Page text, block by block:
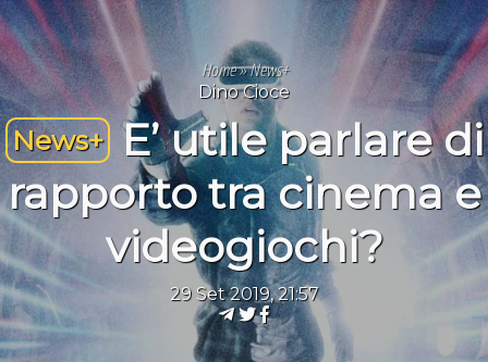
Home»News+
Dino Cioce
News+ E’ utile parlare di
rapporto tra cinema e
videogiochi?
29 Set 2019, 21:57